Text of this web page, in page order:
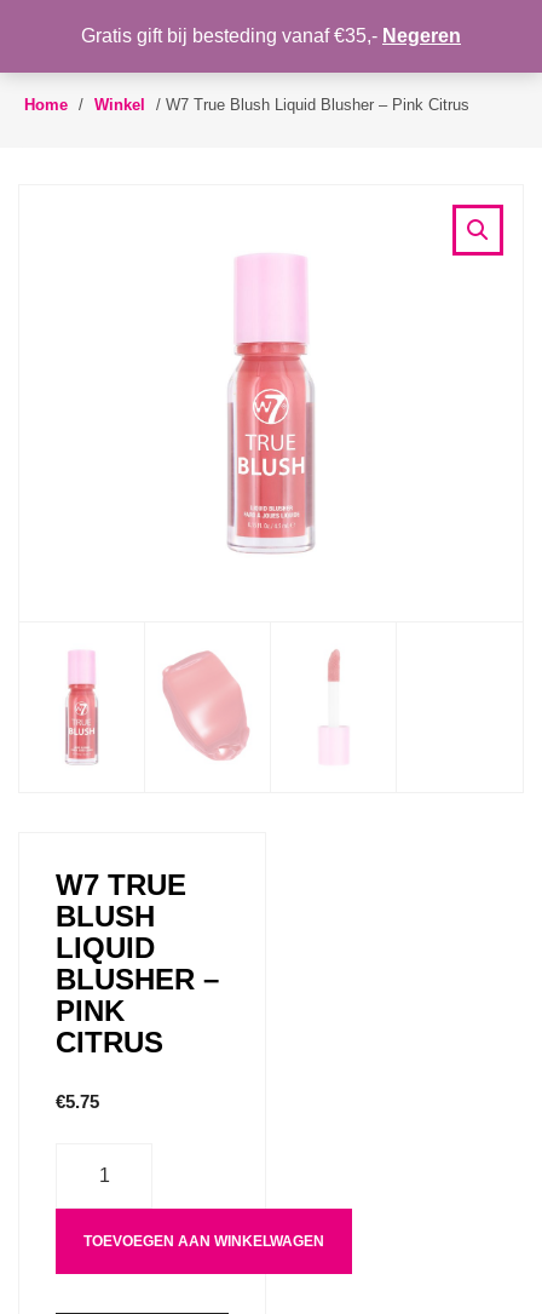
Toggle
WENSLIJST
Home / Winkel / W7 True Blush Liquid Blusher – Pink Citrus
W7 TRUE
BLUSH
LIQUID
BLUSHER –
PINK
CITRUS
€5.75
TOEVOEGEN AAN WINKELWAGEN
Gratis gift bij besteding vanaf €35,- Negeren